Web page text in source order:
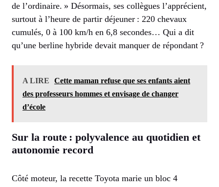
de l’ordinaire. » Désormais, ses collègues l’apprécient,
surtout à l’heure de partir déjeuner : 220 chevaux
cumulés, 0 à 100 km/h en 6,8 secondes… Qui a dit
qu’une berline hybride devait manquer de répondant ?
A LIRE
Cette maman refuse que ses enfants aient
des professeurs hommes et envisage de changer
d’école
Sur la route : polyvalence au quotidien et
autonomie record
Côté moteur, la recette Toyota marie un bloc 4